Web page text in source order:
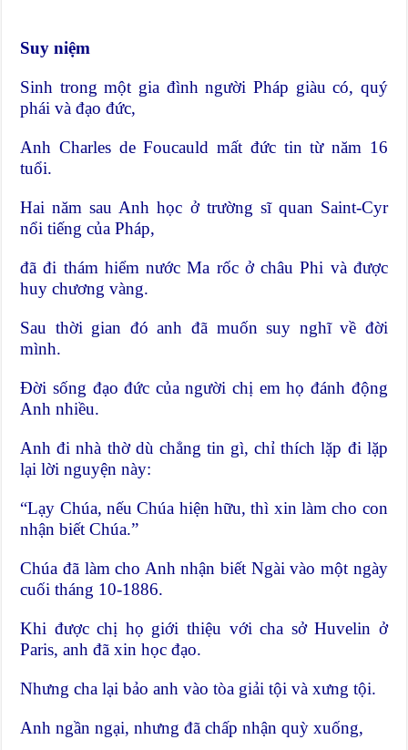
Suy niệm
Sinh trong một gia đình người Pháp giàu có, quý
phái và đạo đức,
Anh Charles de Foucauld mất đức tin từ năm 16
tuổi.
Hai năm sau Anh học ở trường sĩ quan Saint-Cyr
nổi tiếng của Pháp,
đã đi thám hiểm nước Ma rốc ở châu Phi và được
huy chương vàng.
Sau thời gian đó anh đã muốn suy nghĩ về đời
mình.
Đời sống đạo đức của người chị em họ đánh động
Anh nhiều.
Anh đi nhà thờ dù chẳng tin gì, chỉ thích lặp đi lặp
lại lời nguyện này:
“Lạy Chúa, nếu Chúa hiện hữu, thì xin làm cho con
nhận biết Chúa.”
Chúa đã làm cho Anh nhận biết Ngài vào một ngày
cuối tháng 10-1886.
Khi được chị họ giới thiệu với cha sở Huvelin ở
Paris, anh đã xin học đạo.
Nhưng cha lại bảo anh vào tòa giải tội và xưng tội.
Anh ngần ngại, nhưng đã chấp nhận quỳ xuống,